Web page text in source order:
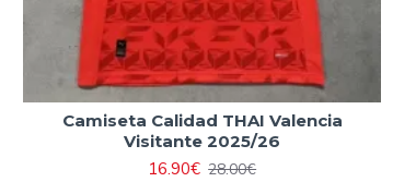
Camiseta Calidad THAI Valencia
Visitante 2025/26
16.90€ 28.00€